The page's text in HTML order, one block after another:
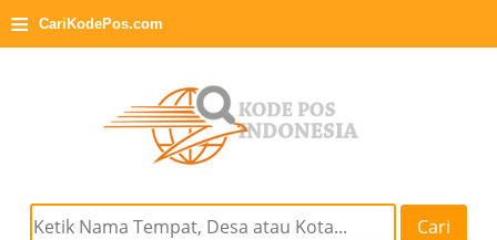
≡ CariKodePos.com
Cari